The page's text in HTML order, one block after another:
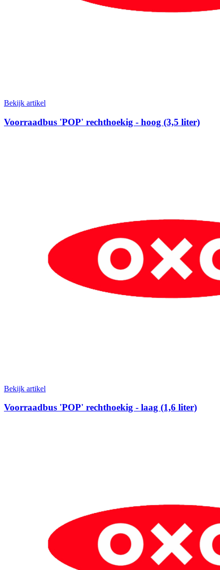
Bekijk artikel
Voorraadbus 'POP' rechthoekig - hoog (3,5 liter)
Bekijk artikel
Voorraadbus 'POP' rechthoekig - laag (1,6 liter)